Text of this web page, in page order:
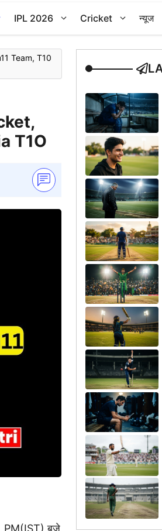
IPL 2026 Cricket न्यूज
Team, T10
T1O
PM(IST) बजे